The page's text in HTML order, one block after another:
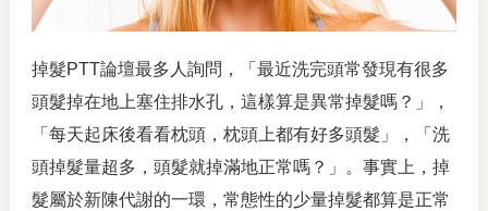
掉髮PTT論壇最多人詢問，「最近洗完頭常發現有很多
頭髮掉在地上塞住排水孔，這樣算是異常掉髮嗎？」，
「每天起床後看看枕頭，枕頭上都有好多頭髮」，「洗
頭掉髮量超多，頭髮就掉滿地正常嗎？」。事實上，掉
髮屬於新陳代謝的一環，常態性的少量掉髮都算是正常